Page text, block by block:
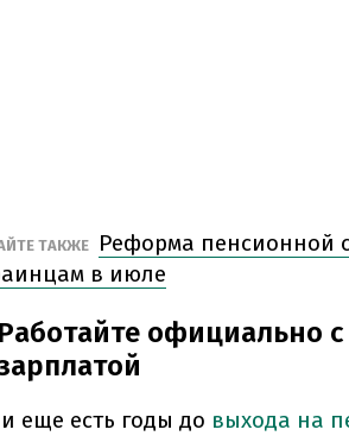
ТАКЖЕ
Реформа пенсионной
в июле
Работайте официально
еще есть годы до выхода на